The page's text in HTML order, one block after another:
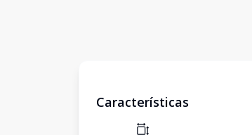
Características